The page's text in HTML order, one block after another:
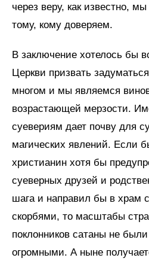
через веру, как известно,
тому, кому доверяем.
В заключение хотелось бы
Церкви призвать
многом и мы являемся
возрастающей мерзости.
суевериям дает почву для
магических явлений. Если
христианин хотя бы
суеверных друзей и
шага и направил бы в храм
скорбями, то масштабы
поклонников сатаны не
огромными. А ныне